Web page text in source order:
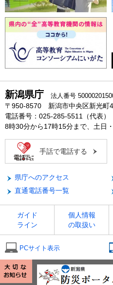
新潟県庁 法人番号
〒950-8570 新潟市中央区新光町
電話番号：025-285-5511（代表）
8時30分から17時15分まで、土日
手話で電話する
県庁へのアクセス
直通電話番号一覧
ガイド
ライン
個人情報
の取扱い
PCサイト表示